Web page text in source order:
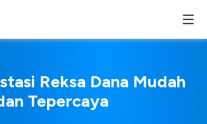
Reksa Dana Mudah
Tepercaya